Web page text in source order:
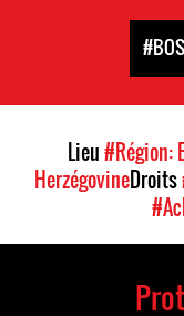
Lieu#Région:
HerzégovineDroits